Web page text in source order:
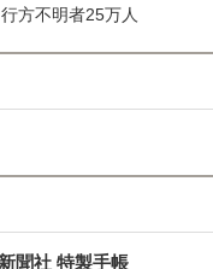
方不明者25万人
聞社 特製手帳